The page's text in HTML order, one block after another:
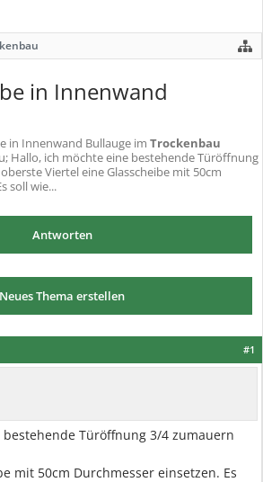
in Innenwand
in Innenwand Bullauge im Trockenbau
Hallo, ich möchte eine bestehende Türöffnung
Viertel eine Glasscheibe mit 50cm
soll wie...
Antworten
Neues Thema erstellen
#1
Türöffnung 3/4 zumauern
mit 50cm Durchmesser einsetzen. Es